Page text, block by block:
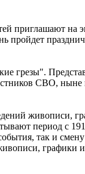
приглашают на
пройдет
грезы".
СВО, ныне
живописи,
период с
так и
графики